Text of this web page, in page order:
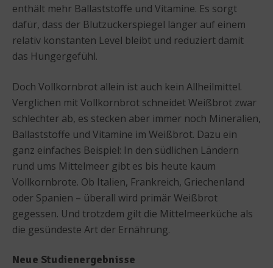
enthält mehr Ballaststoffe und Vitamine. Es sorgt
dafür, dass der Blutzuckerspiegel länger auf einem
relativ konstanten Level bleibt und reduziert damit
das Hungergefühl.
Doch Vollkornbrot allein ist auch kein Allheilmittel.
Verglichen mit Vollkornbrot schneidet Weißbrot zwar
schlechter ab, es stecken aber immer noch Mineralien,
Ballaststoffe und Vitamine im Weißbrot. Dazu ein
ganz einfaches Beispiel: In den südlichen Ländern
rund ums Mittelmeer gibt es bis heute kaum
Vollkornbrote. Ob Italien, Frankreich, Griechenland
oder Spanien – überall wird primär Weißbrot
gegessen. Und trotzdem gilt die Mittelmeerküche als
die gesündeste Art der Ernährung.
Neue Studienergebnisse